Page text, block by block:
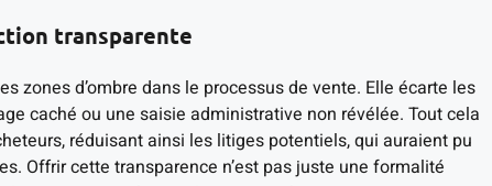
transparente
zones d’ombre dans le processus de vente. Elle écarte les
caché ou une saisie administrative non révélée. Tout cela
réduisant ainsi les litiges potentiels, qui auraient pu
Offrir cette transparence n’est pas juste une formalité